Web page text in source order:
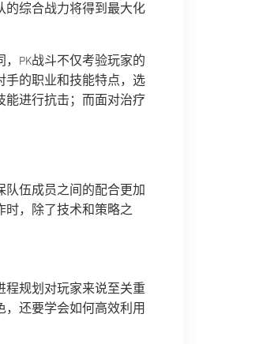
的综合战力将得到最大化
PK战斗不仅考验玩家的
手的职业和技能特点，选
能进行抗击；而面对治疗
伍成员之间的配合更加
时，除了技术和策略之
程规划对玩家来说至关重
还要学会如何高效利用